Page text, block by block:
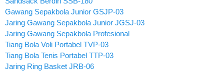
Gawang Sepakbola Junior GSJP-03
Jaring Gawang Sepakbola Junior JGSJ-03
Jaring Gawang Sepakbola Profesional
Tiang Bola Voli Portabel TVP-03
Tiang Bola Tenis Portabel TTP-03
Jaring Ring Basket JRB-06